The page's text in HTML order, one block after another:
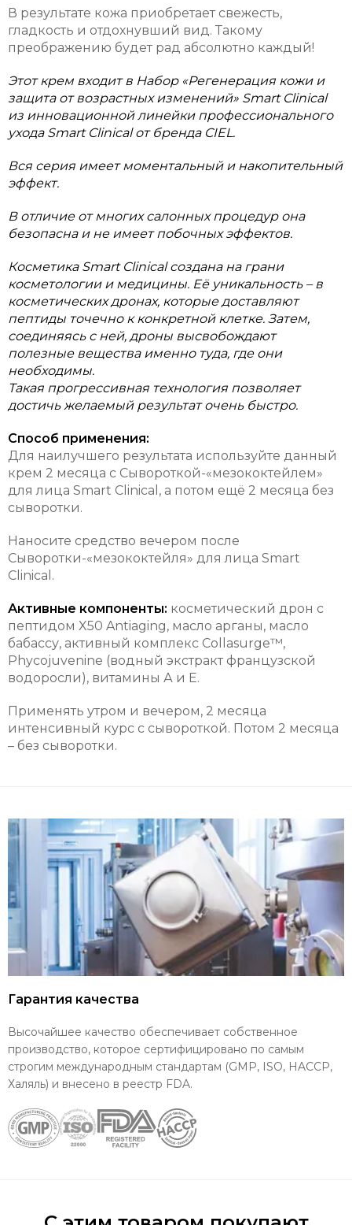
В результате кожа приобретает свежесть,
гладкость и отдохнувший вид. Такому
преображению будет рад абсолютно каждый!
Этот крем входит в Набор «Регенерация кожи и
защита от возрастных изменений» Smart Clinical
из инновационной линейки профессионального
ухода Smart Clinical от бренда CIEL.
Вся серия имеет моментальный и накопительный
эффект.
В отличие от многих салонных процедур она
безопасна и не имеет побочных эффектов.
Косметика Smart Clinical создана на грани
косметологии и медицины. Её уникальность – в
косметических дронах, которые доставляют
пептиды точечно к конкретной клетке. Затем,
соединяясь с ней, дроны высвобождают
полезные вещества именно туда, где они
необходимы.
Такая прогрессивная технология позволяет
достичь желаемый результат очень быстро.
Способ применения:
Для наилучшего результата используйте данный
крем 2 месяца с Сывороткой-«мезококтейлем»
для лица Smart Clinical, а потом ещё 2 месяца без
сыворотки.
Наносите средство вечером после
Сыворотки-«мезококтейля» для лица Smart
Clinical.
Активные компоненты: косметический дрон с
пептидом X50 Antiaging, масло арганы, масло
бабассу, активный комплекс Collasurge™,
Phycojuvenine (водный экстракт французской
водоросли), витамины А и Е.
Применять утром и вечером, 2 месяца
интенсивный курс с сывороткой. Потом 2 месяца
– без сыворотки.
Гарантия качества
Высочайшее качество обеспечивает собственное
производство, которое сертифицировано по самым
строгим международным стандартам (GMP, ISO, HACCP,
Халяль) и внесено в реестр FDA.